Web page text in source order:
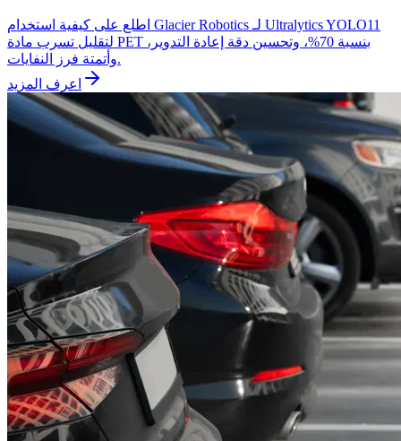
اطلع على كيفية استخدام Glacier Robotics لـ Ultralytics YOLO11
لتقليل تسرب مادة PET بنسبة 70%، وتحسين دقة إعادة التدوير،
وأتمتة فرز النفايات.
اعرف المزيد